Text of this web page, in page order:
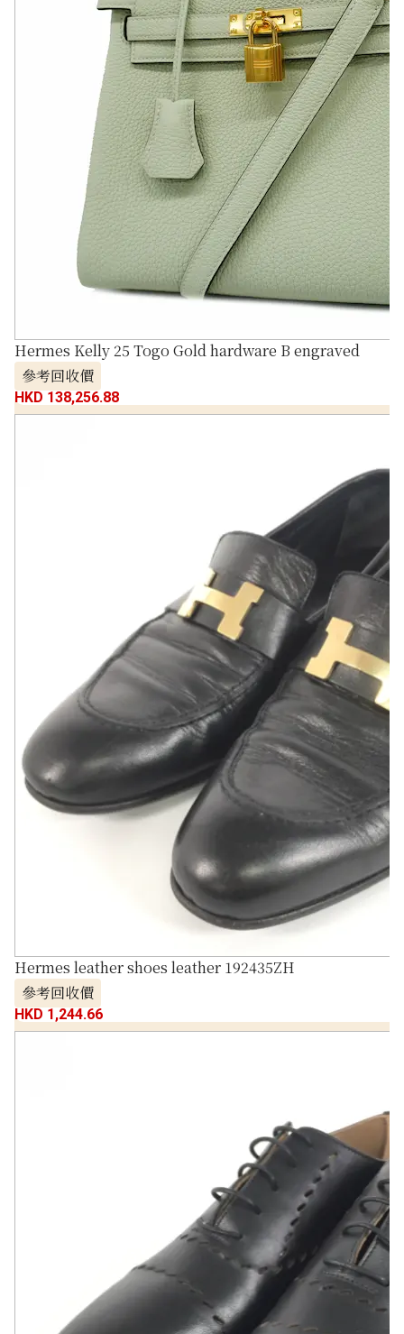
Hermes Kelly 25 Togo Gold hardware B engraved
參考回收價
HKD 138,256.88
Hermes leather shoes leather 192435ZH
參考回收價
HKD 1,244.66